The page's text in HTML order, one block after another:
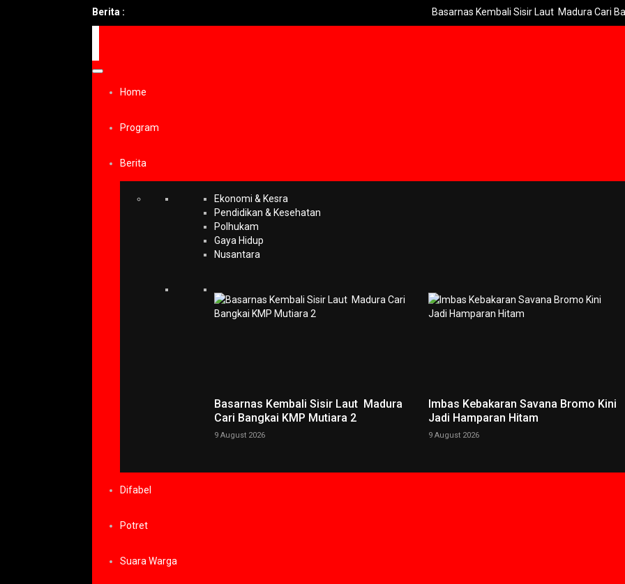
Berita : Basarnas Kembali Sisir Laut Madura Cari Bangkai KMP
Home
Program
Berita
Ekonomi & Kesra
Pendidikan & Kesehatan
Polhukam
Gaya Hidup
Nusantara
Basarnas Kembali Sisir Laut Madura
Cari Bangkai KMP Mutiara 2
9 August 2026
Imbas Kebakaran Savana Bromo Kini
Jadi Hamparan Hitam
9 August 2026
Difabel
Potret
Suara Warga